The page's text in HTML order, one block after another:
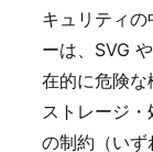
キュリティ
ーは、SVG
在的に危険な
ストレージ
の制約（い